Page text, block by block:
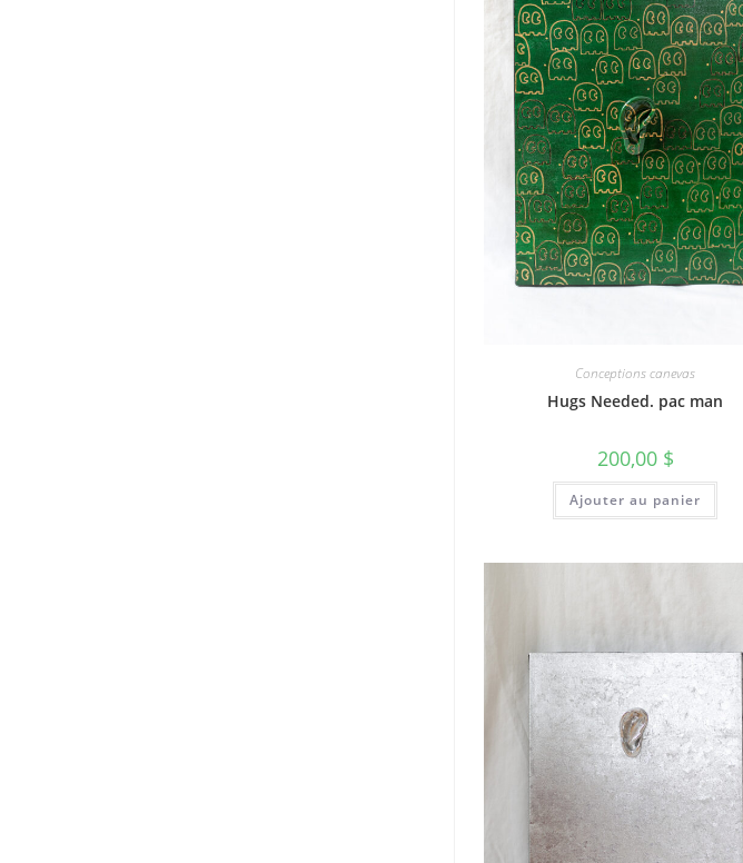
Conceptions canevas
Hugs Needed. pac man
200,00 $
Ajouter au panier